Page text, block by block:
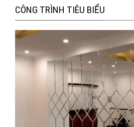
CÔNG TRÌNH TIÊU BIỂU